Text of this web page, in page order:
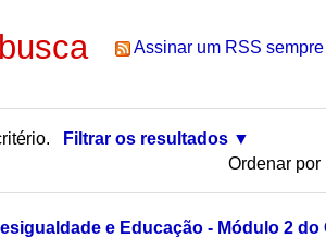
Assinar um RSS
Filtrar os resultados
Ordenar por
e Educação - Módulo 2